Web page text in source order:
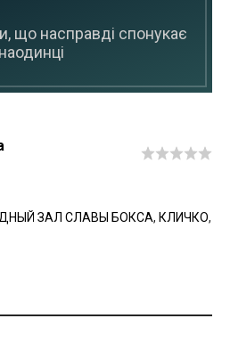
що насправді спонукає
ЗАЛ СЛАВЫ БОКСА, КЛИЧКО,